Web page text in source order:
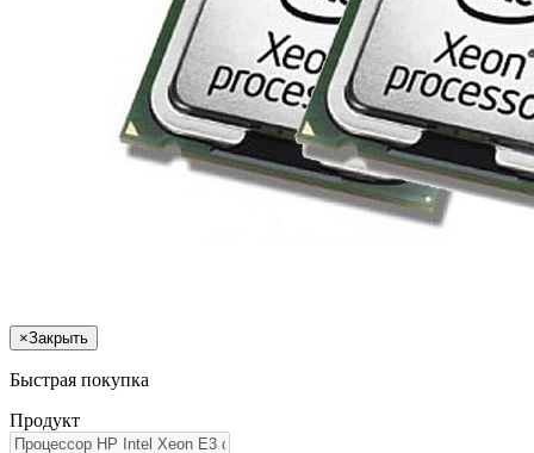
×Закрыть
Быстрая покупка
Продукт